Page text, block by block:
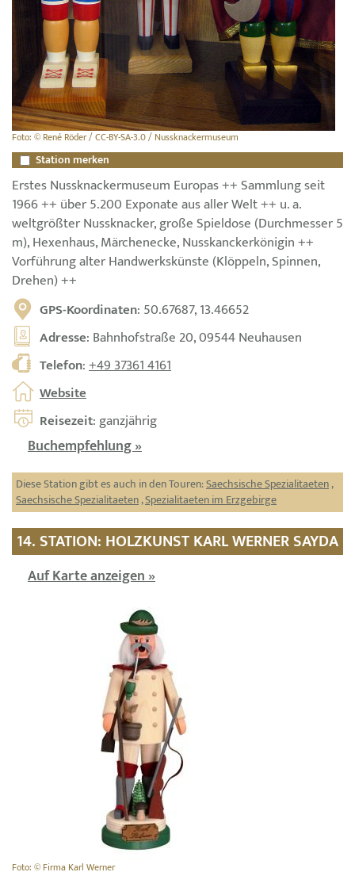
Foto: © René Röder / CC-BY-SA-3.0 / Nussknackermuseum
Station merken
Erstes Nussknackermuseum Europas ++ Sammlung seit
1966 ++ über 5.200 Exponate aus aller Welt ++ u. a.
weltgrößter Nussknacker, große Spieldose (Durchmesser 5
m), Hexenhaus, Märchenecke, Nusskanckerkönigin ++
Vorführung alter Handwerkskünste (Klöppeln, Spinnen,
Drehen) ++
GPS-Koordinaten: 50.67687, 13.46652
Adresse: Bahnhofstraße 20, 09544 Neuhausen
Telefon:+49 37361 4161
Website
Reisezeit: ganzjährig
Buchempfehlung »
Diese Station gibt es auch in den Touren:Saechsische Spezialitaeten,
Saechsische Spezialitaeten,Spezialitaeten im Erzgebirge
14. STATION: HOLZKUNST KARL WERNER SAYDA
Auf Karte anzeigen »
Foto: © Firma Karl Werner